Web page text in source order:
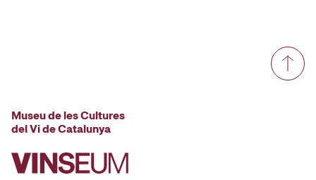
Museu de les Cultures
del Vi de Catalunya